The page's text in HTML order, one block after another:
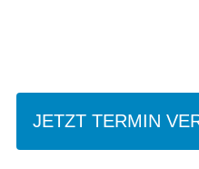
JETZT TERMIN